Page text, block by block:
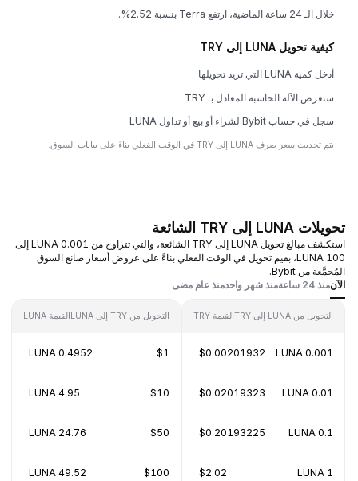
خلال الـ 24 ساعة الماضية، ارتفع Terra بنسبة 2.52%.
كيفية تحويل LUNA إلى TRY
أدخل كمية LUNA التي تريد تحويلها
ستعرض الآلة الحاسبة المعادل بـ TRY
سجل في حساب Bybit لشراء أو بيع أو تداول LUNA
يتم تحديث سعر صرف LUNA إلى TRY في الوقت الفعلي بناءً على بيانات السوق.
تحويلات LUNA إلى TRY الشائعة
استكشف مبالغ تحويل LUNA إلى TRY الشائعة، والتي تتراوح من 0.001 LUNA إلى
100 LUNA، بقيم تحويل في الوقت الفعلي بناءً على عروض أسعار صانع السوق
المُجمَّعة من Bybit.
الآنمنذ 24 ساعة منذ شهر واحدمنذ عام مضى
التحويل من LUNA إلى TRY القيمة TRY
0.001 LUNA
$0.00201932
0.01 LUNA
$0.02019323
0.1 LUNA
$0.20193225
1 LUNA
$2.02
التحويل من TRY إلى LUNA القيمة LUNA
$1
0.4952 LUNA
$10
4.95 LUNA
$50
24.76 LUNA
$100
49.52 LUNA